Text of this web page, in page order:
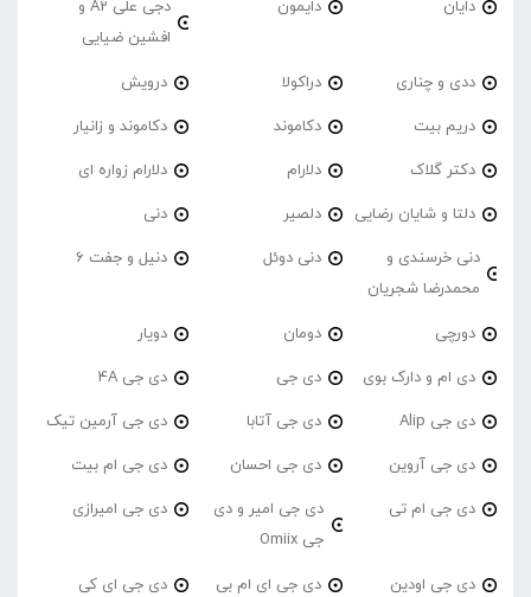
دایان دایمون
دجی علی A2 و
افشین ضیایی
ددی و چناری دراکولا درویش
دریم بیت دکاموند دکاموند و زانیار
دکتر گلاک دلارام دلارام زواره ای
دلتا و شایان رضایی دلصیر دنی
دنی خرسندی و
محمدرضا شجریان
دنی دوئل دنیل و جفت 6
دورچی دومان دویار
دی ام و دارک بوی دی جی دی جی 4A
دی جی Alip دی جی آتابا دی جی آرمین تیک
دی جی آروین دی جی احسان دی جی ام بیت
دی جی ام تی
دی جی امیر و دی
جی Omiix
دی جی امیرازی
دی جی اودین دی جی ای ام بی دی جی ای کی